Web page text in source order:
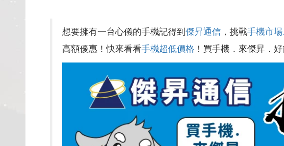
想要擁有一台心儀的手機記得到傑昇通信 ，挑戰手機市
高額優惠！快來看看手機超低價格 ！買手機．來傑昇．好